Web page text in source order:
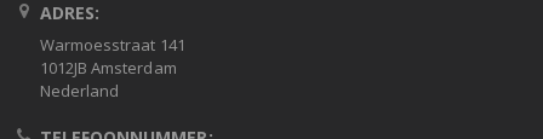
ADRES:
Warmoesstraat 141
1012JB Amsterdam
Nederland